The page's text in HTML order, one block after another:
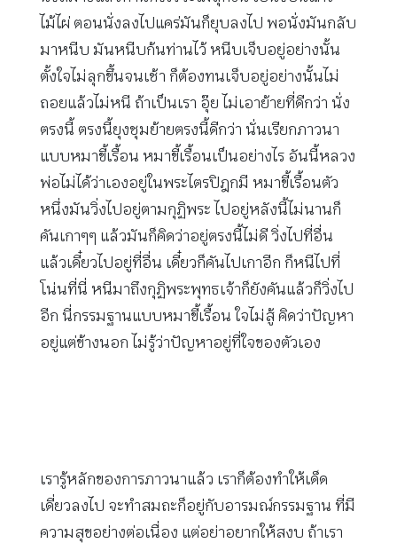
ไม้ไผ่ ตอนนั่งลงไปแคร่มันก็ยุบลงไป พอนั่งมันกลับ
มาหนีบ มันหนีบก้นท่านไว้ หนีบเจ็บอยู่อย่างนั้น
ตั้งใจไม่ลุกขึ้นจนเช้า ก็ต้องทนเจ็บอยู่อย่างนั้นไม่
ถอยแล้วไม่หนี ถ้าเป็นเรา อุ๊ย ไม่เอาย้ายที่ดีกว่า นั่ง
ตรงนี้ ตรงนี้ยุงชุมย้ายตรงนี้ดีกว่า นั่นเรียกภาวนา
แบบหมาขี้เรื้อน หมาขี้เรื้อนเป็นอย่างไร อันนี้หลวง
พ่อไม่ได้ว่าเองอยู่ในพระไตรปิฎกมี หมาขี้เรื้อนตัว
หนึ่งมันวิ่งไปอยู่ตามกุฏิพระ ไปอยู่หลังนี้ไม่นานก็
คันเกาๆๆ แล้วมันก็คิดว่าอยู่ตรงนี้ไม่ดี วิ่งไปที่อื่น
แล้วเดี๋ยวไปอยู่ที่อื่น เดี๋ยวก็คันไปเกาอีก ก็หนีไปที่
โน่นที่นี่ หนีมาถึงกุฏิพระพุทธเจ้าก็ยังคันแล้วก็วิ่งไป
อีก นี่กรรมฐานแบบหมาขี้เรื้อน ใจไม่สู้ คิดว่าปัญหา
อยู่แต่ข้างนอก ไม่รู้ว่าปัญหาอยู่ที่ใจของตัวเอง
เรารู้หลักของการภาวนาแล้ว เราก็ต้องทำให้เด็ด
เดี่ยวลงไป จะทำสมถะก็อยู่กับอารมณ์กรรมฐาน ที่มี
ความสุขอย่างต่อเนื่อง แต่อย่าอยากให้สงบ ถ้าเรา